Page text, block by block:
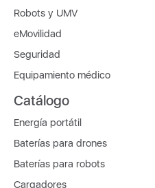
Robots y UMV
eMovilidad
Seguridad
Equipamiento médico
Catálogo
Energía portátil
Baterías para drones
Baterías para robots
Cargadores